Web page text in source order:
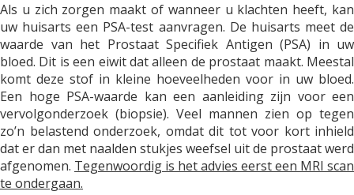
Als u zich zorgen maakt of wanneer u klachten heeft, kan
uw huisarts een PSA-test aanvragen. De huisarts meet de
waarde van het Prostaat Specifiek Antigen (PSA) in uw
bloed. Dit is een eiwit dat alleen de prostaat maakt. Meestal
komt deze stof in kleine hoeveelheden voor in uw bloed.
Een hoge PSA-waarde kan een aanleiding zijn voor een
vervolgonderzoek (biopsie). Veel mannen zien op tegen
zo’n belastend onderzoek, omdat dit tot voor kort inhield
dat er dan met naalden stukjes weefsel uit de prostaat werd
afgenomen. Tegenwoordig is het advies eerst een MRI scan
te ondergaan.